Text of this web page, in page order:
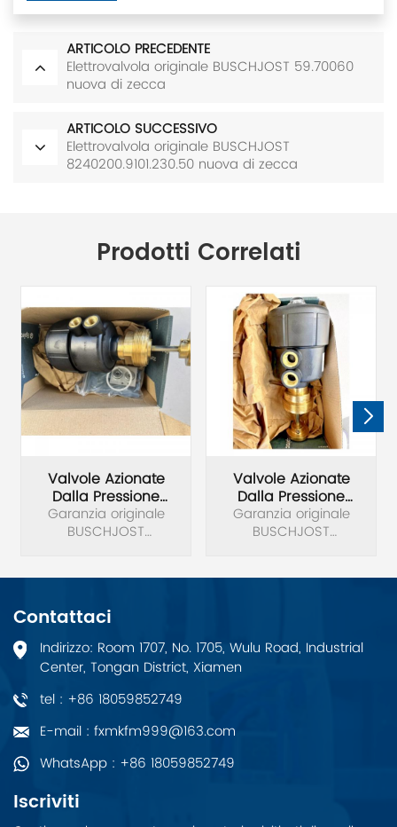
ARTICOLO PRECEDENTE
Elettrovalvola originale BUSCHJOST 59.70060
nuova di zecca
ARTICOLO SUCCESSIVO
Elettrovalvola originale BUSCHJOST
8240200.9101.230.50 nuova di zecca
Prodotti Correlati
Valvole Azionate
Dalla Pressione
BUSCHJOST
1269624.0000
Garanzia originale
BUSCHJOST
pressione.
Valvole Azionate
Dalla Pressione
BUSCHJOST
1269625.0000
Garanzia originale
BUSCHJOST
pressione.
Contattaci
Indirizzo: Room 1707, No. 1705, Wulu Road, Industrial
Center, Tongan District, Xiamen
tel : +86 18059852749
E-mail : fxmkfm999@163.com
WhatsApp : +86 18059852749
Iscriviti